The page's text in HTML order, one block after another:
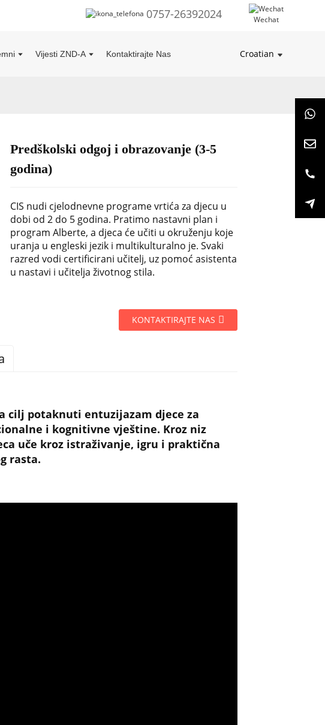
0757-26392024 Wechat
Vijesti ZND-A Kontaktirajte Nas Croatian
Predškolski odgoj i obrazovanje (3-5
godina)
CIS nudi cjelodnevne programe vrtića za djecu u
dobi od 2 do 5 godina. Pratimo nastavni plan i
program Alberte, a djeca će učiti u okruženju koje
uranja u engleski jezik i multikulturalno je. Svaki
razred vodi certificirani učitelj, uz pomoć asistenta
u nastavi i učitelja životnog stila.
KONTAKTIRAJTE NAS
cilj potaknuti entuzijazam djece za
i kognitivne vještine. Kroz niz
uče kroz istraživanje, igru ​​i praktična
rasta.